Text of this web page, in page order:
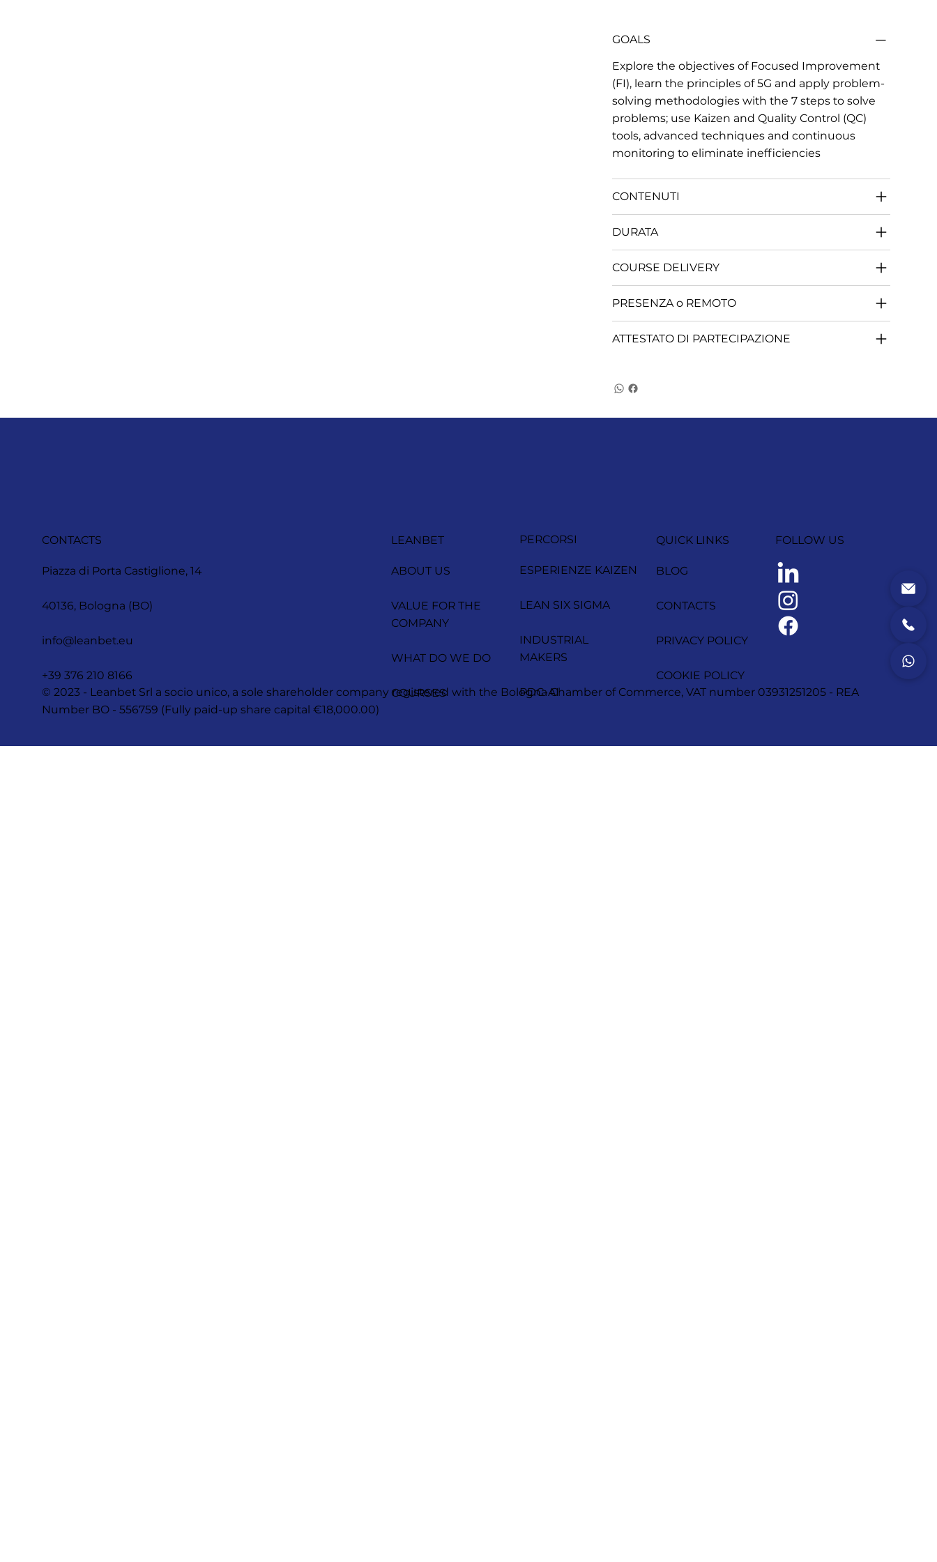
GOALS
Explore the objectives of Focused Improvement
(FI), learn the principles of 5G and apply problem-
solving methodologies with the 7 steps to solve
problems; use Kaizen and Quality Control (QC)
tools, advanced techniques and continuous
monitoring to eliminate inefficiencies
CONTENUTI
DURATA
COURSE DELIVERY
PRESENZA o REMOTO
ATTESTATO DI PARTECIPAZIONE
CONTACTS
Piazza di Porta Castiglione, 14
40136, Bologna (BO)
info@leanbet.eu
+39 376 210 8166
LEANBET
ABOUT US
VALUE FOR THE
COMPANY
WHAT DO WE DO
COURSES
PERCORSI
ESPERIENZE KAIZEN
LEAN SIX SIGMA
INDUSTRIAL
MAKERS
PDC-AI
QUICK LINKS
BLOG
CONTACTS
PRIVACY POLICY
COOKIE POLICY
FOLLOW US
© 2023 - Leanbet Srl a socio unico, a sole shareholder company registered with the Bologna Chamber of Commerce, VAT number 03931251205 - REA
Number BO - 556759 (Fully paid-up share capital €18,000.00)